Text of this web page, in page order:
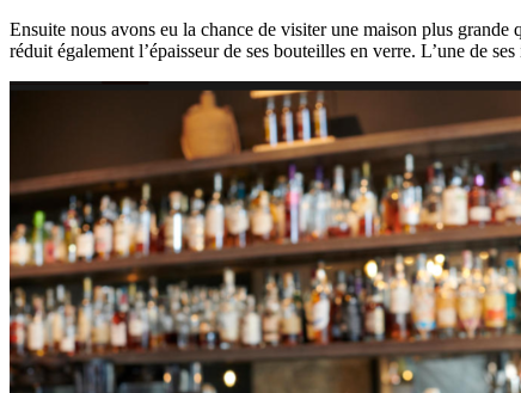
Ensuite nous avons eu la chance de visiter une maison plus
réduit également l’épaisseur de ses bouteilles en verre. L’une de